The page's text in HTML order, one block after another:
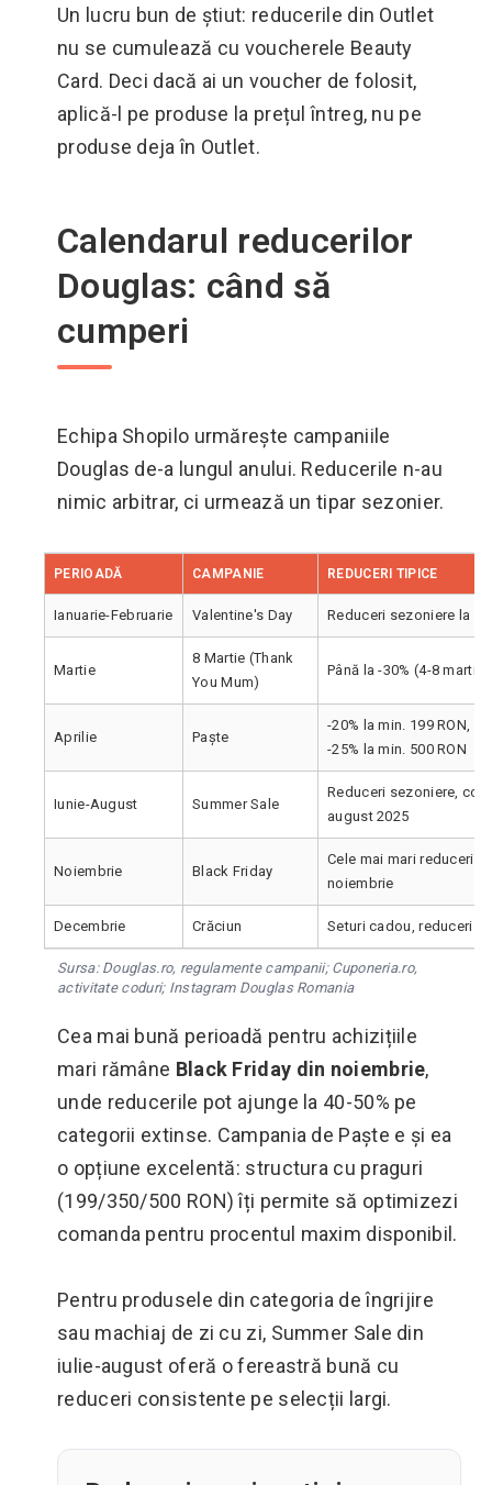
Un lucru bun de știut: reducerile din Outlet
nu se cumulează cu voucherele Beauty
Card. Deci dacă ai un voucher de folosit,
aplică-l pe produse la prețul întreg, nu pe
produse deja în Outlet.
Calendarul reducerilor
Douglas: când să
cumperi
Echipa Shopilo urmărește campaniile
Douglas de-a lungul anului. Reducerile n-au
nimic arbitrar, ci urmează un tipar sezonier.
PERIOADĂ CAMPANIE REDUCERI TIPICE
Ianuarie-Februarie Valentine's Day Reduceri sezoniere la
Martie
8 Martie (Thank
You Mum)
Până la -30% (4-8
Aprilie Paște
-20% la min. 199 RON, -
-25% la min. 500 RON
Iunie-August Summer Sale
Reduceri sezoniere,
august 2025
Noiembrie Black Friday
Cele mai mari reduceri
noiembrie
Decembrie Crăciun Seturi cadou, reduceri
Sursa: Douglas.ro, regulamente campanii; Cuponeria.ro,
activitate coduri; Instagram Douglas Romania
Cea mai bună perioadă pentru achizițiile
mari rămâne Black Friday din noiembrie,
unde reducerile pot ajunge la 40-50% pe
categorii extinse. Campania de Paște e și ea
o opțiune excelentă: structura cu praguri
(199/350/500 RON) îți permite să optimizezi
comanda pentru procentul maxim disponibil.
Pentru produsele din categoria de îngrijire
sau machiaj de zi cu zi, Summer Sale din
iulie-august oferă o fereastră bună cu
reduceri consistente pe selecții largi.